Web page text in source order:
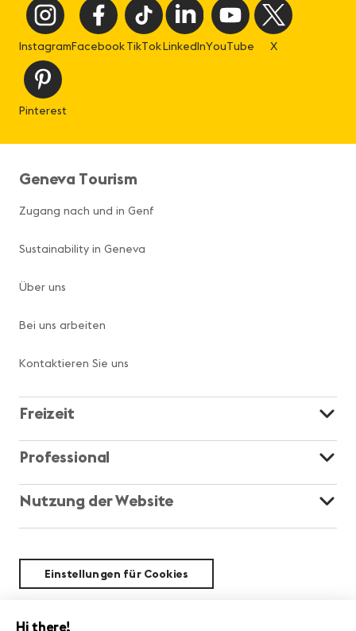
InstagramFacebookTikTokLinkedInYouTube X
Pinterest
Geneva Tourism
Zugang nach und in Genf
Sustainability in Geneva
Über uns
Bei uns arbeiten
Kontaktieren Sie uns
Freizeit
Professional
Nutzung der Website
Einstellungen für Cookies